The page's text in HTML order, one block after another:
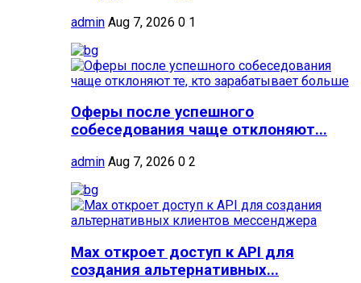
admin Aug 7, 2026 0 1
Оферы после успешного
собеседования чаще отклоняют...
admin Aug 7, 2026 0 2
Max откроет доступ к API для
создания альтернативных...